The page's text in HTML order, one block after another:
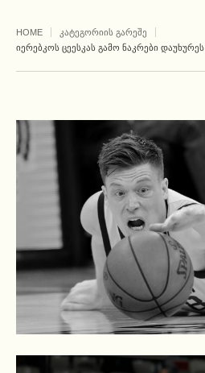
HOME
ᲙᲐᲢᲔᲒᲝᲠᲘᲘᲡ ᲒᲐᲠᲔᲨᲔ
ᲘᲔᲠᲔᲑᲙᲝᲡ ᲪᲔᲔᲡᲙᲐᲡ ᲒᲐᲛᲝ ᲜᲐᲙᲠᲔᲑᲘ ᲓᲐᲣᲮᲣᲠᲔᲡ